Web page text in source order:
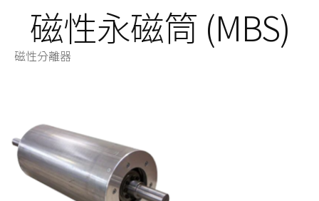
磁性永磁筒 (MBS)
磁性分離器